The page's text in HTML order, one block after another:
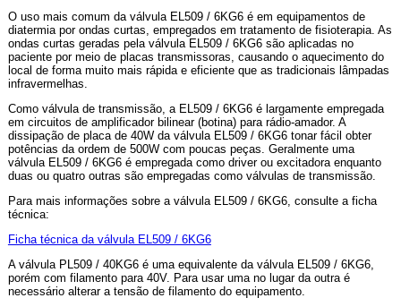
O uso mais comum da válvula EL509 / 6KG6 é em equipamentos de
diatermia por ondas curtas, empregados em tratamento de fisioterapia. As
ondas curtas geradas pela válvula EL509 / 6KG6 são aplicadas no
paciente por meio de placas transmissoras, causando o aquecimento do
local de forma muito mais rápida e eficiente que as tradicionais lâmpadas
infravermelhas.
Como válvula de transmissão, a EL509 / 6KG6 é largamente empregada
em circuitos de amplificador bilinear (botina) para rádio-amador. A
dissipação de placa de 40W da válvula EL509 / 6KG6 tonar fácil obter
potências da ordem de 500W com poucas peças. Geralmente uma
válvula EL509 / 6KG6 é empregada como driver ou excitadora enquanto
duas ou quatro outras são empregadas como válvulas de transmissão.
Para mais informações sobre a válvula EL509 / 6KG6, consulte a ficha
técnica:
Ficha técnica da válvula EL509 / 6KG6
A válvula PL509 / 40KG6 é uma equivalente da válvula EL509 / 6KG6,
porém com filamento para 40V. Para usar uma no lugar da outra é
necessário alterar a tensão de filamento do equipamento.